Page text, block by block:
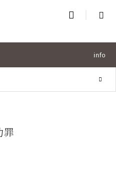

info
罪